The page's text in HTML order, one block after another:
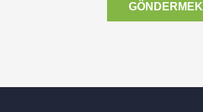
GÖNDERMEK